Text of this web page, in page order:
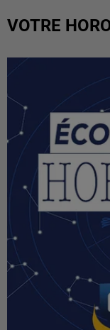
VOTRE